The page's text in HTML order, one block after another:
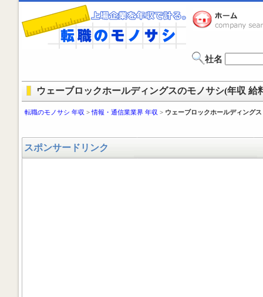
社名
ウェーブロックホールディングスのモノサシ(年収 給
転職のモノサシ 年収 >情報・通信業業界 年収 > ウェーブロックホールディング
スポンサードリンク